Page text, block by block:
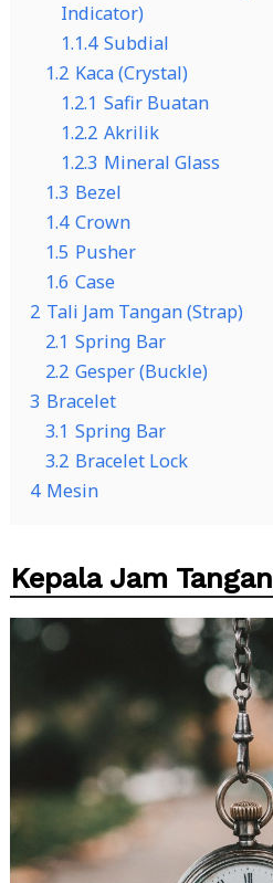
Indicator)
1.1.4 Subdial
1.2 Kaca (Crystal)
1.2.1 Safir Buatan
1.2.2 Akrilik
1.2.3 Mineral Glass
1.3 Bezel
1.4 Crown
1.5 Pusher
1.6 Case
2 Tali Jam Tangan (Strap)
2.1 Spring Bar
2.2 Gesper (Buckle)
3 Bracelet
3.1 Spring Bar
3.2 Bracelet Lock
4 Mesin
Kepala Jam Tangan